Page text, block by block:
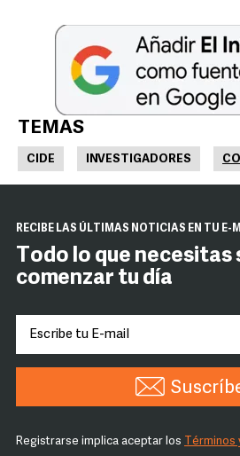
TEMAS
CIDE INVESTIGADORES
RECIBE LAS ÚLTIMAS NOTICIAS EN TU E-
Todo lo que necesitas
comenzar tu día
Registrarse implica aceptar los Términos